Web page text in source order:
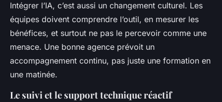
Intégrer l’IA, c’est aussi un changement culturel. Les
équipes doivent comprendre l’outil, en mesurer les
bénéfices, et surtout ne pas le percevoir comme une
menace. Une bonne agence prévoit un
accompagnement continu, pas juste une formation en
une matinée.
Le suivi et le support technique réactif